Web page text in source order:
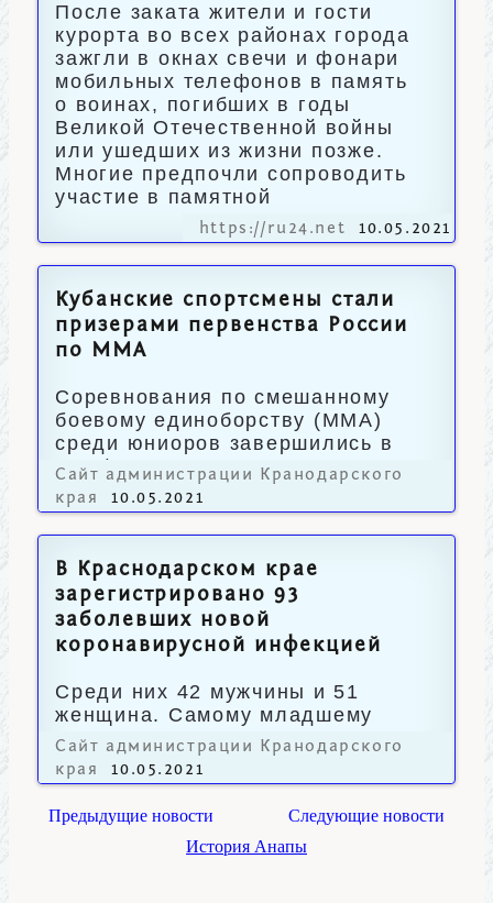
После заката жители и гости
курорта во всех районах города
зажгли в окнах свечи и фонари
мобильных телефонов в память
о воинах, погибших в годы
Великой Отечественной войны
или ушедших из жизни позже.
Многие предпочли сопроводить
участие в памятной
https://ru24.net 10.05.2021
Кубанские спортсмены стали
призерами первенства России
по ММА
Соревнования по смешанному
боевому единоборству (ММА)
среди юниоров завершились в
Симферополе.
Сайт администрации Кранодарского
края
10.05.2021
В Краснодарском крае
зарегистрировано 93
заболевших новой
коронавирусной инфекцией
Среди них 42 мужчины и 51
женщина. Самому младшему
пациенту 15 лет, старшему - 87.
Сайт администрации Кранодарского
края
10.05.2021
Предыдущие новости
Следующие новости
История Анапы